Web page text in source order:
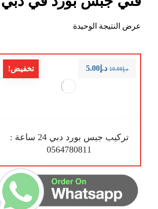
عرض النتيجة الوحيدة
تخفيض!
تركيب جبس بورد دبي 24 ساعة :
0564780811
د.إ10.00 د.إ 5.00